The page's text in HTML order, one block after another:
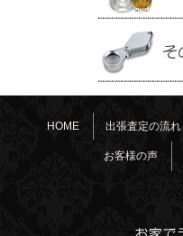
HOME 出張査定の流れ
お客様の声